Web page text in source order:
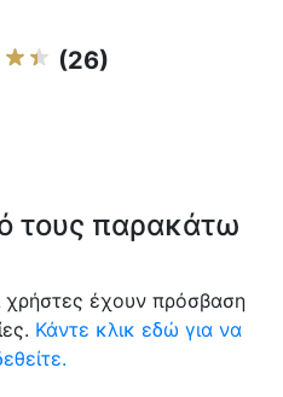
(26)
τους παρακάτω
χρήστες έχουν πρόσβαση
Κάντε κλικ εδώ για να